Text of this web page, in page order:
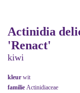
Actinidia
'Renact'
kiwi
kleur wit
familie Actinidiaceae